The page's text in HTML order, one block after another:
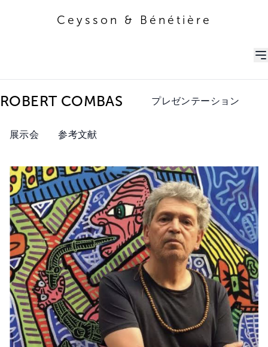
Ceysson & Bénétière
ROBERT COMBAS プレゼンテーション
展示会 参考文献